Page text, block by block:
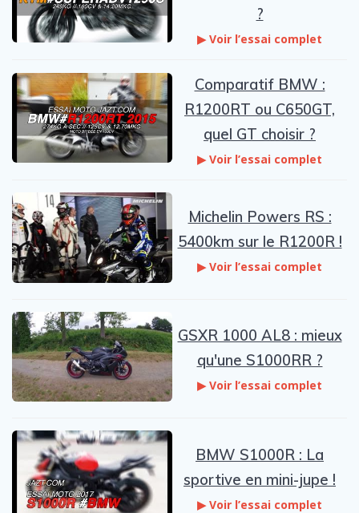
?
▶ Voir l’essai complet
Comparatif BMW :
R1200RT ou C650GT,
quel GT choisir ?
▶ Voir l’essai complet
Michelin Powers RS :
5400km sur le R1200R !
▶ Voir l’essai complet
GSXR 1000 AL8 : mieux
qu'une S1000RR ?
▶ Voir l’essai complet
BMW S1000R : La
sportive en mini-jupe !
▶ Voir l’essai complet